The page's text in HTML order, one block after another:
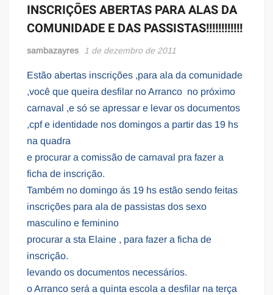
INSCRIÇÕES ABERTAS PARA ALAS DA
COMUNIDADE E DAS PASSISTAS!!!!!!!!!!!!
sambazayres 1 de dezembro de 2011
Estão abertas inscrições ,para ala da comunidade
,você que queira desfilar no Arranco no próximo
carnaval ,e só se apressar e levar os documentos
,cpf e identidade nos domingos a partir das 19 hs
na quadra
e procurar a comissão de carnaval pra fazer a
ficha de inscrição.
Também no domingo ás 19 hs estão sendo feitas
inscrições para ala de passistas dos sexo
masculino e feminino
procurar a sta Elaine , para fazer a ficha de
inscrição.
levando os documentos necessários.
o Arranco será a quinta escola a desfilar na terça